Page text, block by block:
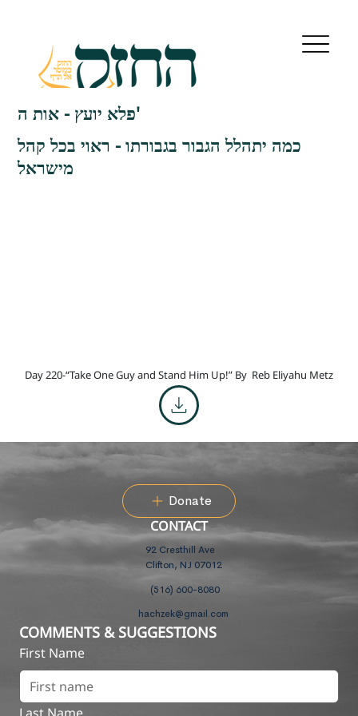
פלא יועץ - אות ה'
כמה יתהלל הגבור בגבורתו - ראוי בכל קהל
מישראל
Day 220-“Take One Guy and Stand Him Up!” By Reb Eliyahu Metz
Donate
CONTACT
92 Cresthill Ave
Clifton, NJ 07012
(516) 600-8080
hachzek@gmail.com
COMMENTS & SUGGESTIONS
First Name